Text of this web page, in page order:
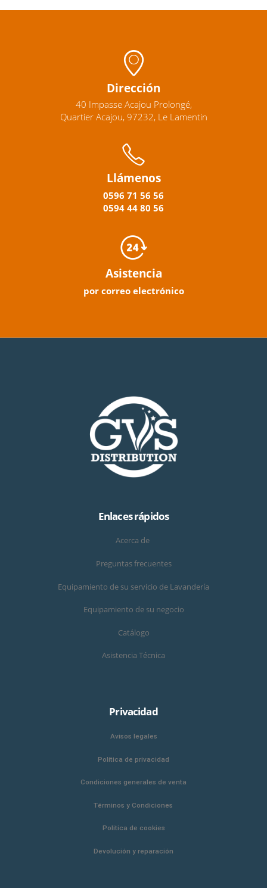
Dirección
40 Impasse Acajou Prolongé,
Quartier Acajou, 97232, Le Lamentin
Llámenos
0596 71 56 56
0594 44 80 56
Asistencia
por correo electrónico
Enlaces rápidos
Acerca de
Preguntas frecuentes
Equipamiento de su servicio de Lavandería
Equipamiento de su negocio
Catálogo
Asistencia Técnica
Privacidad
Avisos legales
Política de privacidad
Condiciones generales de venta
Términos y Condiciones
Politica de cookies
Devolución y reparación